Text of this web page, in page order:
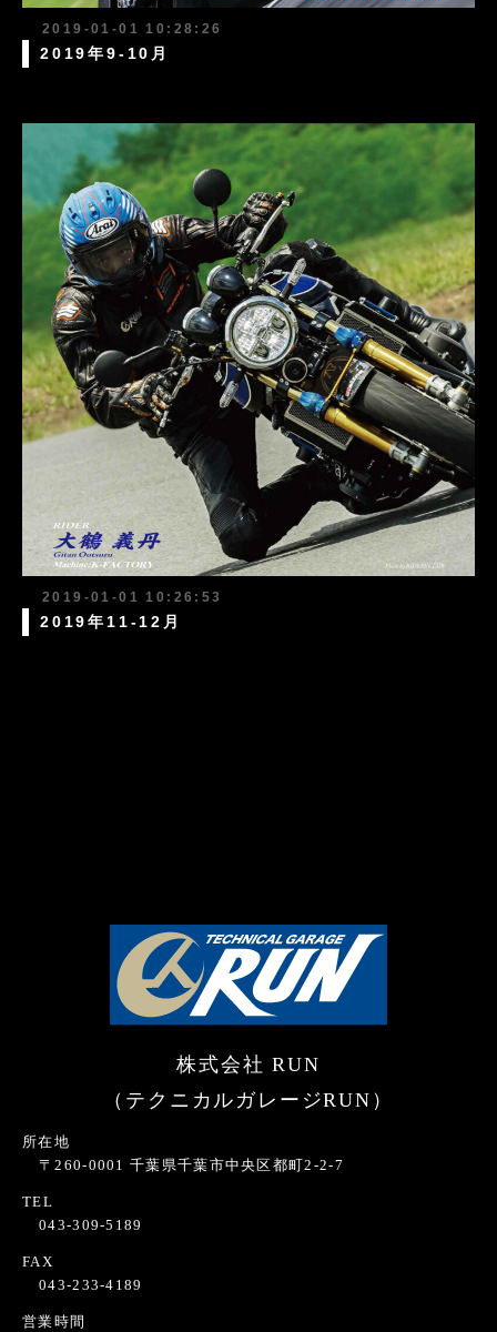
2019-01-01 10:28:26
2019年9-10月
2019-01-01 10:26:53
2019年11-12月
株式会社 RUN
（テクニカルガレージRUN）
所在地
〒260-0001 千葉県千葉市中央区都町2-2-7
TEL
043-309-5189
FAX
043-233-4189
営業時間